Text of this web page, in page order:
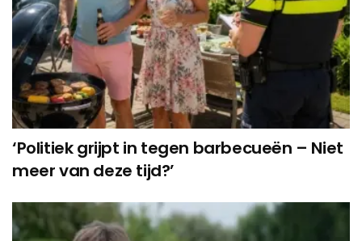
‘Politiek grijpt in tegen barbecueën – Niet
meer van deze tijd?’